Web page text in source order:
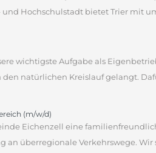
Hochschulstadt bietet Trier mit
wichtigste Aufgabe als
den natürlichen Kreislauf gelangt.
(m/w/d)
Eichenzell eine
überregionale Verkehrswege.